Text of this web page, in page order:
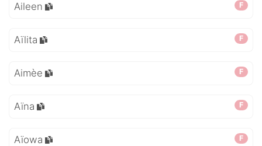
F
Aileen
F
Aïlita
F
Aimèe
F
Aïna
F
Aïowa